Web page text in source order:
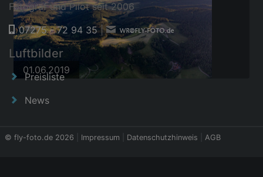
01.06.2019
Fotograf und Pilot seit 2006
07275 - 72 94 35|
Luftbilder
Preisliste
News
© fly-foto.de 2026 Impressum Datenschutzhinweis AGB